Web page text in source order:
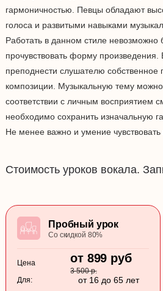
гармоничностью. Певцы обладают
голоса и развитыми навыками
Работать в данном стиле невозможно
прочувствовать форму произведения.
преподнести слушателю
композиции. Музыкальную тему
соответствии с личным восприятием
необходимо сохранить изначальную
Не менее важно и умение
Стоимость уроков вокала.
Пробный урок
Со скидкой 80%
Цена от 899 руб
3 500 р.
Для:
от 16 до 65 лет